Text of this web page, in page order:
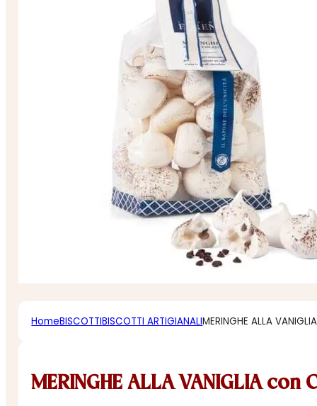
HomeBISCOTTIBISCOTTI ARTIGIANALIMERINGHE ALLA
MERINGHE ALLA VANIGLIA con